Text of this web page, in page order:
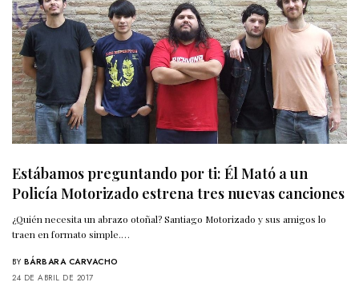
Estábamos preguntando por ti: Él Mató a un
Policía Motorizado estrena tres nuevas canciones
¿Quién necesita un abrazo otoñal? Santiago Motorizado y sus amigos lo
traen en formato simple.…
BY BÁRBARA CARVACHO
24 DE ABRIL DE 2017